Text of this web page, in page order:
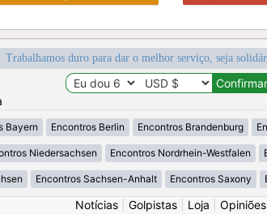
Trabalhamos duro para dar o melhor serviço, seja
Bayern Encontros Berlin Encontros Brandenburg
Niedersachsen Encontros Nordrhein-Westfalen
Encontros Sachsen-Anhalt Encontros Saxony
Notícias Golpistas Loja Opiniões